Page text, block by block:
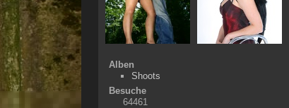
Alben
Shoots
Besuche
64461